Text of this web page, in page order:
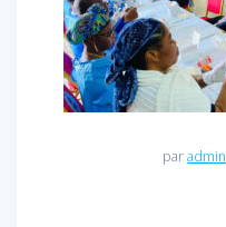
paradmin